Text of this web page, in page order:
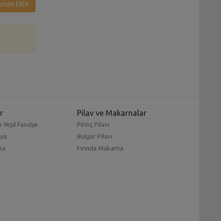
Ekle
Yeşil Fasulye
Pilav ve Makarnalar
Pirinç Pilavı
Bulgur Pilavı
Fırında Makarna